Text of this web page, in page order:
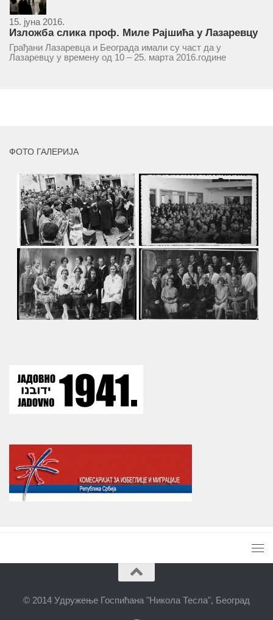
15. јуна 2016.
Изложба слика проф. Миле Рајшића у Лазаревцу
Грађани Лазаревца и Београда имали су част да у
Лазаревцу у времену од 10 – 25. марта 2016.године
ФОТО ГАЛЕРИЈА
© 2014 Удружење Госпићана "Никола Тесла", Београд